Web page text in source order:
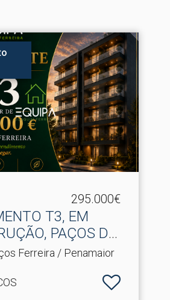
295.000€
T3, EM
PAÇOS DE
Ferreira / Penamaior